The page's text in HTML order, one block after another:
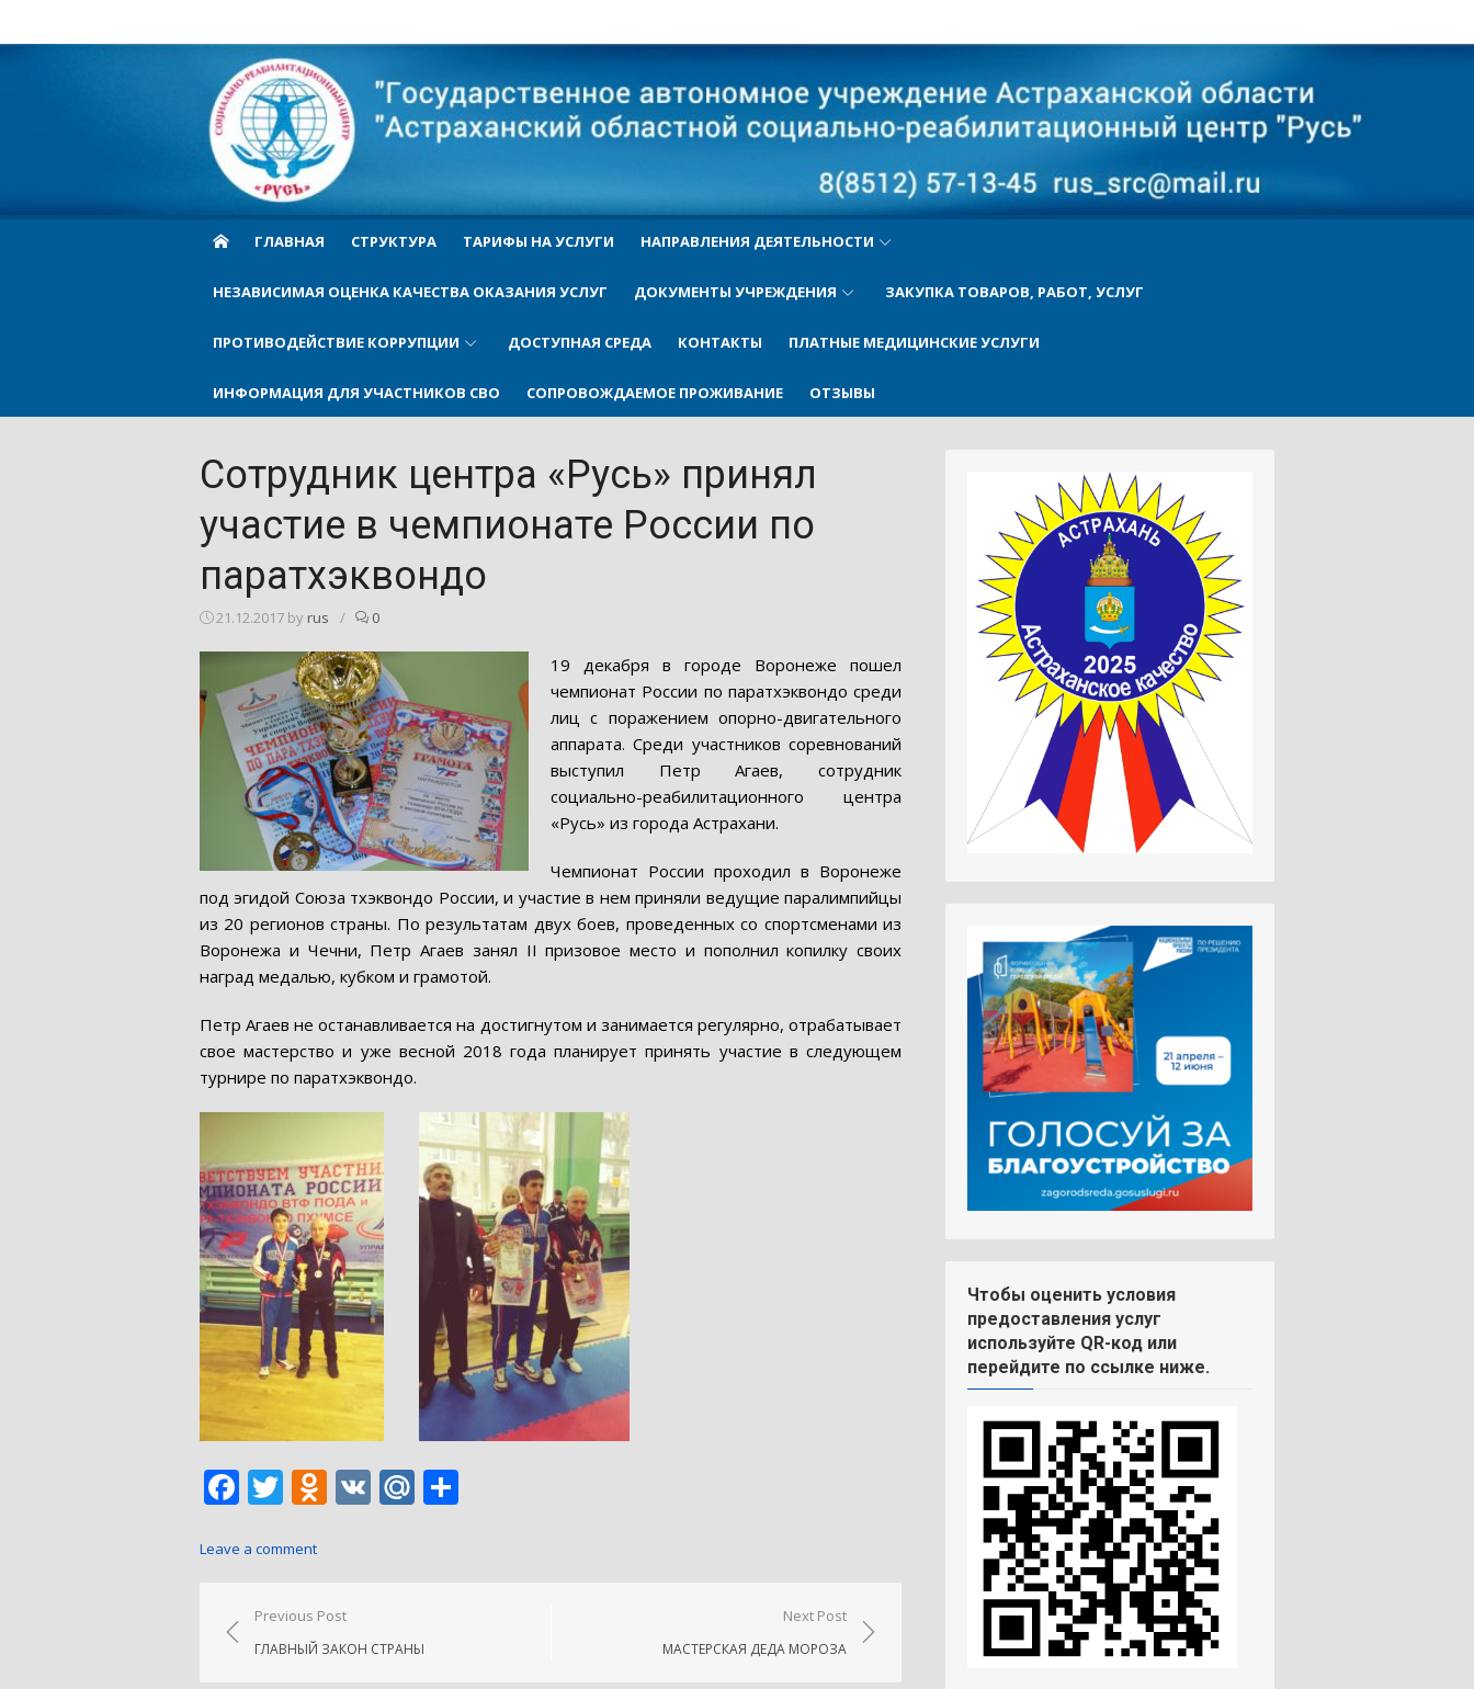
content
Cоциально-
реабилитационный
центр Русь
ГЛАВНАЯ СТРУКТУРА ТАРИФЫ НА УСЛУГИ НАПРАВЛЕНИЯ ДЕЯТЕЛЬНОСТИ
НЕЗАВИСИМАЯ ОЦЕНКА КАЧЕСТВА ОКАЗАНИЯ УСЛУГ ДОКУМЕНТЫ УЧРЕЖДЕНИЯ ЗАКУПКА ТОВАРОВ, РАБОТ, УСЛУГ
ПРОТИВОДЕЙСТВИЕ КОРРУПЦИИ ДОСТУПНАЯ СРЕДА КОНТАКТЫ ПЛАТНЫЕ МЕДИЦИНСКИЕ УСЛУГИ
ИНФОРМАЦИЯ ДЛЯ УЧАСТНИКОВ СВО СОПРОВОЖДАЕМОЕ ПРОЖИВАНИЕ ОТЗЫВЫ
Сотрудник центра «Русь» принял
участие в чемпионате России по
паратхэквондо
21.12.2017 by rus / 0
19 декабря в городе Воронеже пошел
чемпионат России по паратхэквондо среди
лиц с поражением опорно-двигательного
аппарата. Среди участников соревнований
выступил Петр Агаев, сотрудник
социально-реабилитационного центра
«Русь» из города Астрахани.
Чемпионат России проходил в Воронеже
под эгидой Союза тхэквондо России, и участие в нем приняли ведущие паралимпийцы
из 20 регионов страны. По результатам двух боев, проведенных со спортсменами из
Воронежа и Чечни, Петр Агаев занял II призовое место и пополнил копилку своих
наград медалью, кубком и грамотой.
Петр Агаев не останавливается на достигнутом и занимается регулярно, отрабатывает
свое мастерство и уже весной 2018 года планирует принять участие в следующем
турнире по паратхэквондо.
Facebook
Twitter
Odnoklassniki
VK Mail.Ru
Leave a comment
Навигация
по
Previous Post
ГЛАВНЫЙ ЗАКОН СТРАНЫ
Next Post
МАСТЕРСКАЯ ДЕДА МОРОЗА
Чтобы оценить условия
предоставления услуг
используйте QR-код или
перейдите по ссылке ниже.